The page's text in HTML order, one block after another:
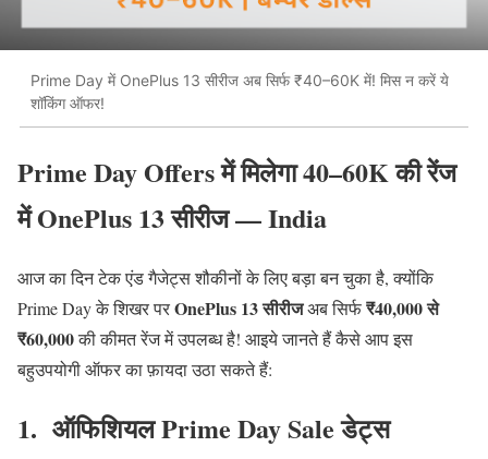
Prime Day में OnePlus 13 सीरीज अब सिर्फ ₹40–60K में! मिस न करें ये
शॉकिंग ऑफर!
Prime Day Offers में मिलेगा 40–60K की रेंज
में OnePlus 13 सीरीज — India
आज का दिन टेक एंड गैजेट्स शौकीनों के लिए बड़ा बन चुका है, क्योंकि
Prime Day के शिखर परOnePlus 13 सीरीजअब सिर्फ₹40,000 से
₹60,000की कीमत रेंज में उपलब्ध है! आइये जानते हैं कैसे आप इस
बहुउपयोगी ऑफर का फ़ायदा उठा सकते हैं:
1. ऑफिशियल Prime Day Sale डेट्स